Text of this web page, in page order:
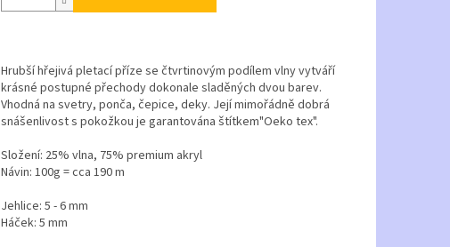
Hrubší hřejivá pletací příze se čtvrtinovým podílem vlny vytváří
krásné postupné přechody dokonale sladěných dvou barev.
Vhodná na svetry, ponča, čepice, deky. Její mimořádně dobrá
snášenlivost s pokožkou je garantována štítkem"Oeko tex".
Složení: 25% vlna, 75% premium akryl
Návin: 100g = cca 190 m
Jehlice: 5 - 6 mm
Háček: 5 mm